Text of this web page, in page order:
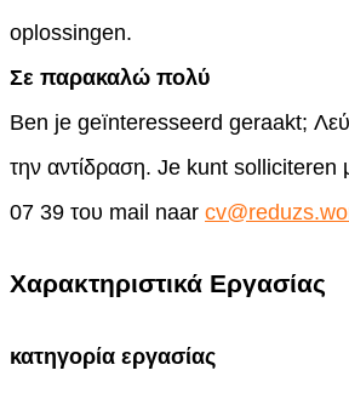
oplossingen.
Σε παρακαλώ πολύ
Ben je geïnteresseerd geraakt;
την αντίδραση. Je kunt
07 39 του mail naar
Χαρακτηριστικά Εργασίας
κατηγορία εργασίας